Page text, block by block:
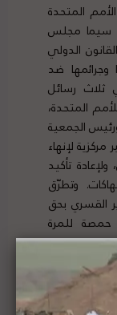
المتحدة
سيما مجلس
الدولي
وجرائمها ضد
رسائل
المتحدة،
الجمعية
لإنهاء
تأكيد
وتطرّق
القسري بحق
حمصة للمرة
ذلك بذرائع شتى، بما في
“إطلاق